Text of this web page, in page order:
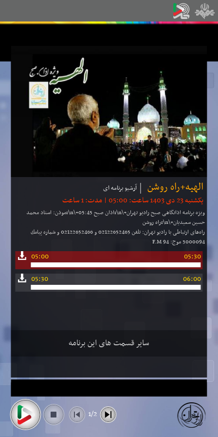
الهیه+راه روشن آرشیو برنامه ای
یکشنبه 23 دی 1403 ساعت: 05:00 | مدت: 1 ساعت
ویژه برنامه اذانگاهی صبح رادیو تهران+\r\nاذان صبح 05:45+\r\nموذن: استاد محمد
حسین سعیدیان+\r\nراه روشن
راه‌های ارتباطی با رادیو تهران: تلفن 02122652465 و 02122652466 و شماره پیامك
3000094 موج: F.M 94
05:00
05:30
05:30
06:00
سایر قسمت های این برنامه
1/2